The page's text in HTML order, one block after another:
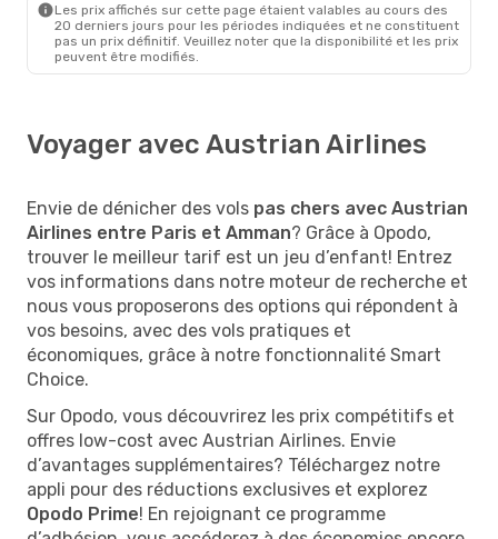
Les prix affichés sur cette page étaient valables au cours des
20 derniers jours pour les périodes indiquées et ne constituent
pas un prix définitif. Veuillez noter que la disponibilité et les prix
peuvent être modifiés.
Voyager avec Austrian Airlines
Envie de dénicher des vols pas chers avec Austrian
Airlines entre Paris et Amman? Grâce à Opodo,
trouver le meilleur tarif est un jeu d’enfant! Entrez
vos informations dans notre moteur de recherche et
nous vous proposerons des options qui répondent à
vos besoins, avec des vols pratiques et
économiques, grâce à notre fonctionnalité Smart
Choice.
Sur Opodo, vous découvrirez les prix compétitifs et
offres low-cost avec Austrian Airlines. Envie
d’avantages supplémentaires? Téléchargez notre
appli pour des réductions exclusives et explorez
Opodo Prime! En rejoignant ce programme